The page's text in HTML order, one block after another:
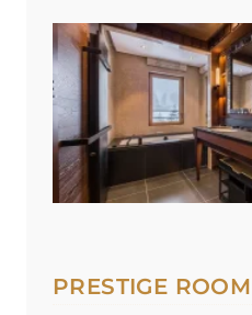
Le Saint Roch
Le Sarto
Le Strato
Le Val Thorens
PRESTIGE ROOM